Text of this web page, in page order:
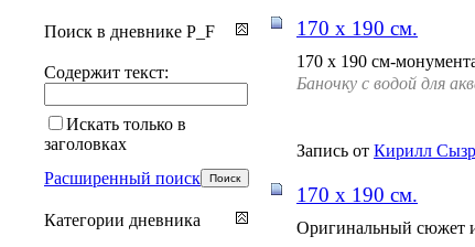
170 х 190 см.
170 х 190 см-
Баночку с водой для
Запись от Кирилл
170 х 190 см.
Оригинальный сюжет
Поиск в дневнике P_F
Содержит текст:
Искать только в
заголовках
Расширенный поиск
Категории дневника